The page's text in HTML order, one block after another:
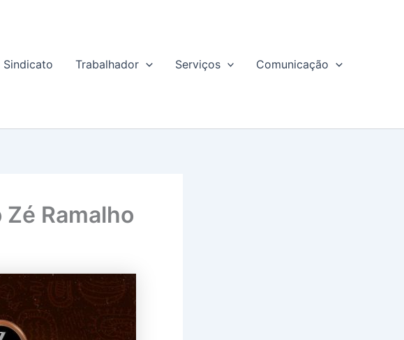
Sindicato Trabalhador Serviços Comunicação
Ramalho